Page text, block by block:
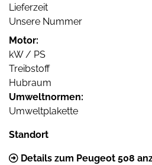
Lieferzeit
Unsere Nummer
Motor:
kW / PS
Treibstoff
Hubraum
Umweltnormen:
Umweltplakette
Standort
Details zum Peugeot 508